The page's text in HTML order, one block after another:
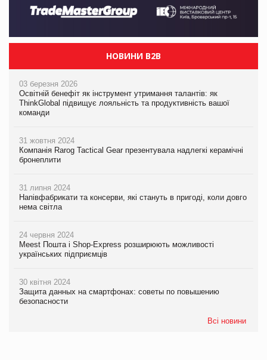
НОВИНИ B2B
03 березня 2026
Освітній бенефіт як інструмент утримання талантів: як
ThinkGlobal підвищує лояльність та продуктивність вашої
команди
31 жовтня 2024
Компанія Rarog Tactical Gear презентувала надлегкі керамічні
бронеплити
31 липня 2024
Напівфабрикати та консерви, які стануть в пригоді, коли довго
нема світла
24 червня 2024
Meest Пошта і Shop-Express розширюють можливості
українських підприємців
30 квітня 2024
Защита данных на смартфонах: советы по повышению
безопасности
Всі новини